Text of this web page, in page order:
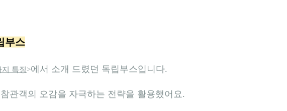
부스
특징>에서 소개 드렸던 독립부스입니다.
참관객의 오감을 자극하는 전략을 활용했어요.